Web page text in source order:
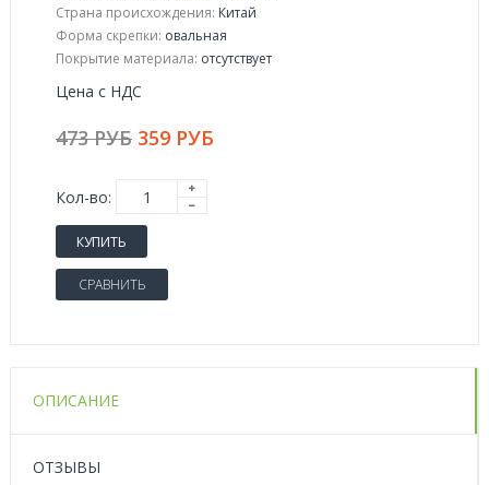
Страна происхождения: Китай
Форма скрепки: овальная
Покрытие материала: отсутствует
Цена с НДС
473 РУБ 359 РУБ
Кол-во:
КУПИТЬ
СРАВНИТЬ
ОПИСАНИЕ
ОТЗЫВЫ